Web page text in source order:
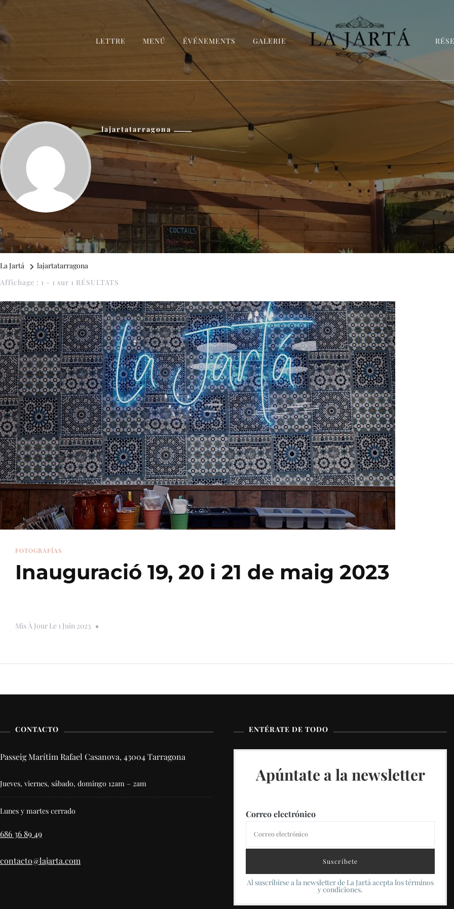
LETTRE MENÚ ÉVÉNEMENTS GALERIE
La Jartá
Taberna andaluza en el Puerto Deportivo de
lajartatarragona
La Jartá
lajartatarragona
Affichage : 1 - 1 sur 1 RÉSULTATS
FOTOGRAFÍAS
Inauguració 19, 20 i 21 de maig 2023
Mis À Jour Le 1 Juin 2023
CONTACTO
Passeig Marítim Rafael Casanova, 43004 Tarragona
Jueves, viernes, sábado, domingo 12am – 2am
Lunes y martes cerrado
686 36 89 49
contacto@lajarta.com
ENTÉRATE DE TODO
Apúntate a la newsletter
Correo electrónico
Al suscribirse a la newsletter de La Jartá acepta los términos
y condiciones.